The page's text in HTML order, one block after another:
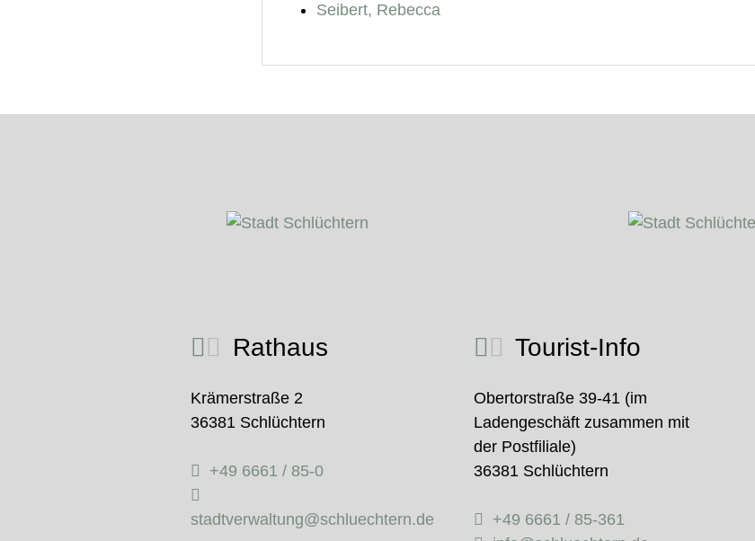
Seibert, Rebecca
Rathaus
Krämerstraße 2
36381 Schlüchtern
+49 6661 / 85-0
stadtverwaltung@schluechtern.de
Tourist-Info
Obertorstraße 39-41 (im
Ladengeschäft zusammen mit
der Postfiliale)
36381 Schlüchtern
+49 6661 / 85-361